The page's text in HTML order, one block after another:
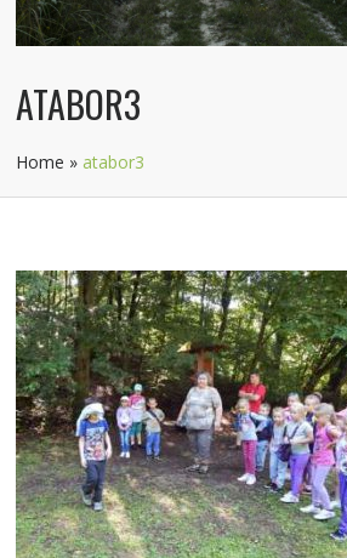
ATABOR3
Home » atabor3